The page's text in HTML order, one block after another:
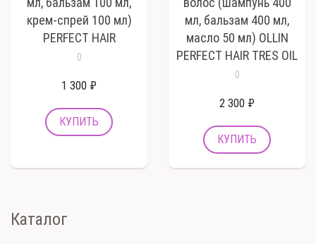
крем-спрей 100 мл)
PERFECT HAIR
0
1 300 ₽
мл, бальзам 400 мл,
масло 50 мл) OLLIN
PERFECT HAIR TRES OIL
0
2 300 ₽
Каталог